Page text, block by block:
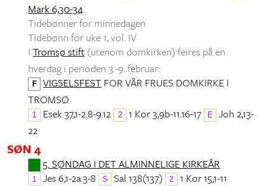
Mark 6,30-34
Tidebønner for minnedagen
Tidebønn for uke 1, vol. IV
I Tromsø stift (utenom domkirken) feires på en
hverdag i perioden 3.-9. februar:
F VIGSELSFEST FOR VÅR FRUES DOMKIRKE I
TROMSØ
1 Esek 37,1-2.8-9.12 2 1 Kor 3,9b-11.16-17 E
Joh 2,13-
22
SØN 4
5. SØNDAG I DET ALMINNELIGE KIRKEÅR
1 Jes 6,1-2a.3-8 S Sal 138(137) 2
1 Kor 15,1-11